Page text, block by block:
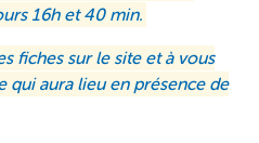
16h et 40 min.
fiches sur le site et à vous
qui aura lieu en présence de